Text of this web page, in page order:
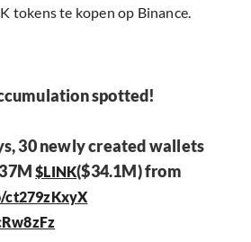
tokens te kopen op Binance.
spotted!
30 newly created wallets
$LINK($34.1M) from
ct279zKxyX